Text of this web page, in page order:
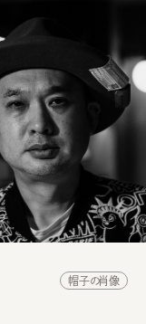
帽子の肖像